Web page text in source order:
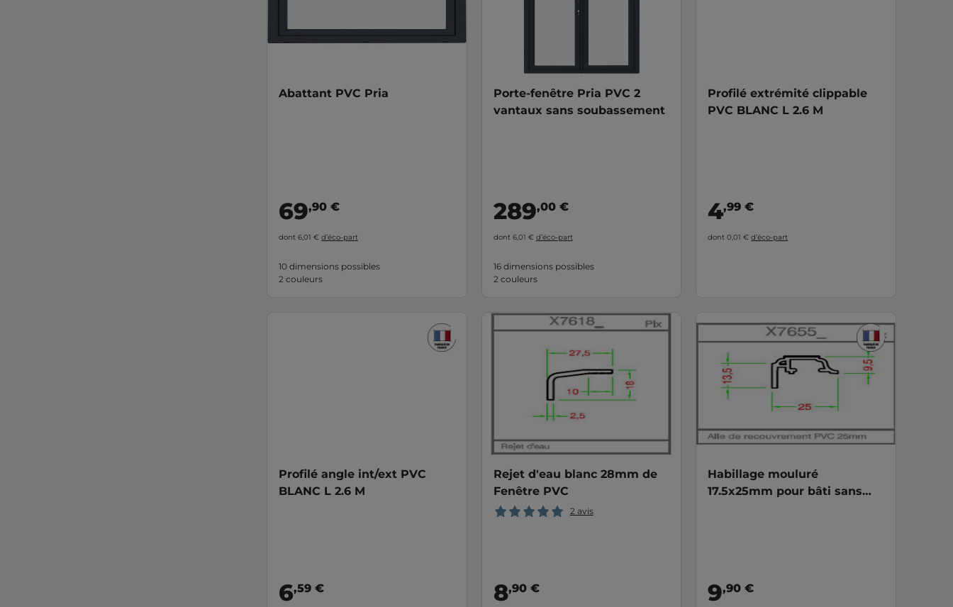
Abattant PVC Pria
69,90 €
dont 6,01 € d’éco-part
10 dimensions possibles
2 couleurs
Porte-fenêtre Pria PVC 2
vantaux sans soubassement
289,00 €
dont 6,01 € d’éco-part
16 dimensions possibles
2 couleurs
Profilé extrémité clippable
PVC BLANC L 2.6 M
4,99 €
dont 0,01 €d’éco-part
Profilé angle int/ext PVC
BLANC L 2.6 M
6,59 €
Rejet d'eau blanc 28mm de
Fenêtre PVC
2 avis
8,90 €
Habillage mouluré
17.5x25mm pour bâti sans
9,90 €